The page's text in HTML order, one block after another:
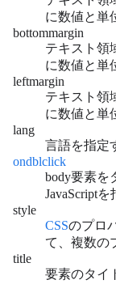
に数値と単
bottommargin
テキスト領
に数値と単
leftmargin
テキスト領
に数値と単
lang
言語を指定
ondblclick
body要素を
JavaScriptを
style
CSSのプロ
て、複数の
title
要素のタイ